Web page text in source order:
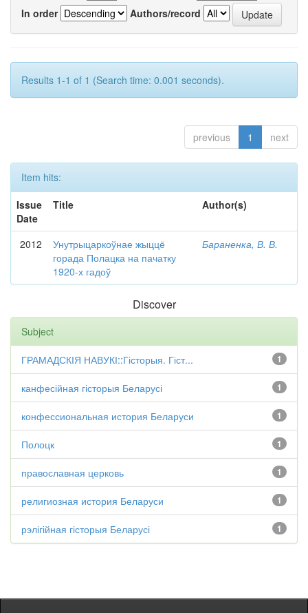
In order
Authors/record
Results 1-1 of 1 (Search time: 0.001 seconds).
previous 1 next
Item hits:
Issue
Date
Title Author(s)
2012
Унутрыцаркоўнае жыццё
горада Полацка на пачатку
1920-х гадоў
Бараненка, В. В.
Discover
Subject
1
ГРАМАДСКІЯ НАВУКІ::Гісторыя. Гіст...
1
канфесійная гісторыя Беларусі
1
конфессиональная история Беларуси
1
Полоцк
1
православная церковь
1
религиозная история Беларуси
1
рэлігійная гісторыя Беларусі